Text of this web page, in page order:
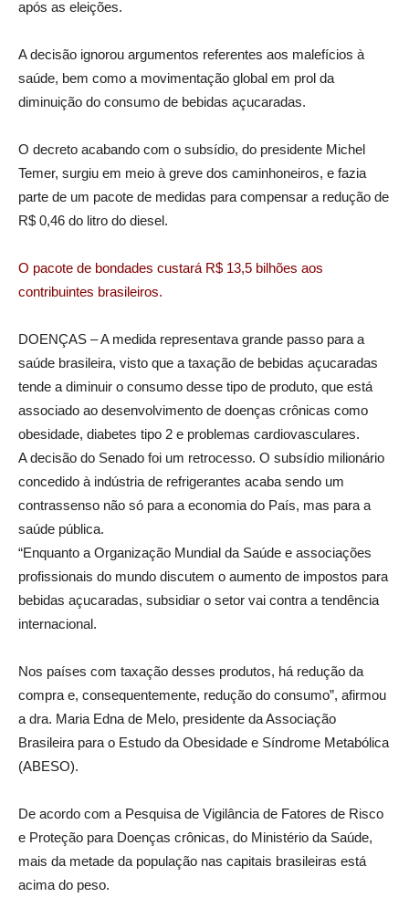
após as eleições.
A decisão ignorou argumentos referentes aos malefícios à
saúde, bem como a movimentação global em prol da
diminuição do consumo de bebidas açucaradas.
O decreto acabando com o subsídio, do presidente Michel
Temer, surgiu em meio à greve dos caminhoneiros, e fazia
parte de um pacote de medidas para compensar a redução de
R$ 0,46 do litro do diesel.
O pacote de bondades custará R$ 13,5 bilhões aos
contribuintes brasileiros.
DOENÇAS – A medida representava grande passo para a
saúde brasileira, visto que a taxação de bebidas açucaradas
tende a diminuir o consumo desse tipo de produto, que está
associado ao desenvolvimento de doenças crônicas como
obesidade, diabetes tipo 2 e problemas cardiovasculares.
A decisão do Senado foi um retrocesso. O subsídio milionário
concedido à indústria de refrigerantes acaba sendo um
contrassenso não só para a economia do País, mas para a
saúde pública.
“Enquanto a Organização Mundial da Saúde e associações
profissionais do mundo discutem o aumento de impostos para
bebidas açucaradas, subsidiar o setor vai contra a tendência
internacional.
Nos países com taxação desses produtos, há redução da
compra e, consequentemente, redução do consumo”, afirmou
a dra. Maria Edna de Melo, presidente da Associação
Brasileira para o Estudo da Obesidade e Síndrome Metabólica
(ABESO).
De acordo com a Pesquisa de Vigilância de Fatores de Risco
e Proteção para Doenças crônicas, do Ministério da Saúde,
mais da metade da população nas capitais brasileiras está
acima do peso.